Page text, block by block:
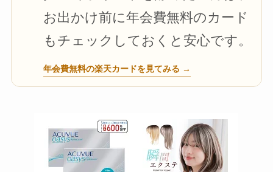
お出かけ前に年会費無料のカード
もチェックしておくと安心です。
年会費無料の楽天カードを見てみる